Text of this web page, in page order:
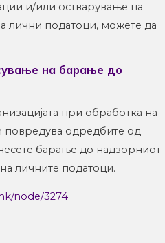
и/или остварување на
лични податоци, можете да
на барање до
при обработка на
повредува одредбите од
барање до надзорниот
личните податоци.
node/3274